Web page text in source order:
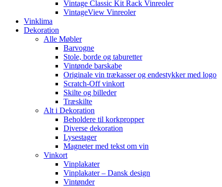
Vintage Classic Kit Rack Vinreoler
VintageView Vinreoler
Vinklima
Dekoration
Alle Møbler
Barvogne
Stole, borde og taburetter
Vintønde barskabe
Originale vin trækasser og endestykker med logo
Scratch-Off vinkort
Skilte og billeder
Træskilte
Alt i Dekoration
Beholdere til korkpropper
Diverse dekoration
Lysestager
Magneter med tekst om vin
Vinkort
Vinplakater
Vinplakater – Dansk design
Vintønder